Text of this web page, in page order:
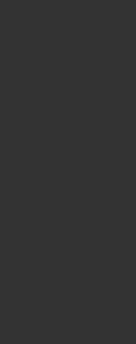
KELLY